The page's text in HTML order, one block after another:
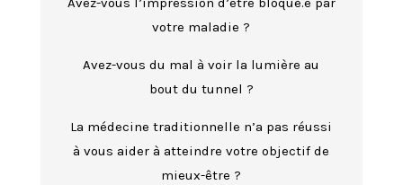
votre maladie ?
Avez-vous du mal à voir la lumière au
bout du tunnel ?
La médecine traditionnelle n’a pas réussi
à vous aider à atteindre votre objectif de
mieux-être ?